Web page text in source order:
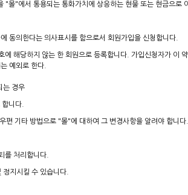
몰"에서 통용되는 통화가치에 상응하는 현물 또는 현금으로
동의한다는 의사표시를 함으로서 회원가입을 신청합니다.
해당하지 않는 한 회원으로 등록합니다. 가입신청자가 이
예외로 한다.
는 경우
니다.
기타 방법으로 "몰"에 대하여 그 변경사항을 알려야 합니다.
를 처리합니다.
지시킬 수 있습니다.